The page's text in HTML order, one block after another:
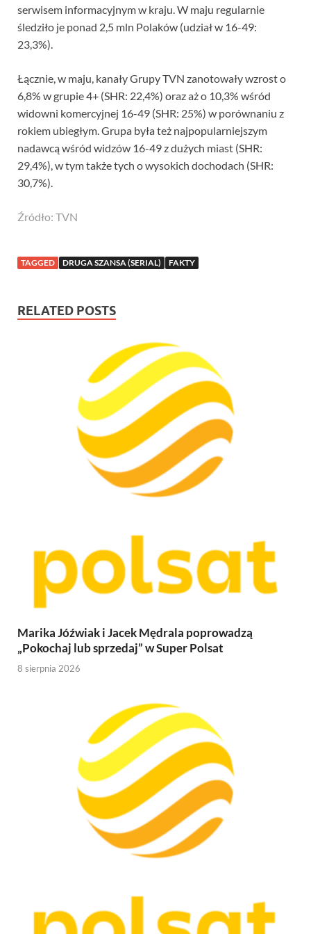
serwisem informacyjnym w kraju. W maju regularnie
śledziło je ponad 2,5 mln Polaków (udział w 16-49:
23,3%).
Łącznie, w maju, kanały Grupy TVN zanotowały wzrost o
6,8% w grupie 4+ (SHR: 22,4%) oraz aż o 10,3% wśród
widowni komercyjnej 16-49 (SHR: 25%) w porównaniu z
rokiem ubiegłym. Grupa była też najpopularniejszym
nadawcą wśród widzów 16-49 z dużych miast (SHR:
29,4%), w tym także tych o wysokich dochodach (SHR:
30,7%).
Źródło: TVN
TAGGED DRUGA SZANSA (SERIAL) FAKTY
RELATED POSTS
Marika Jóźwiak i Jacek Mędrala poprowadzą
„Pokochaj lub sprzedaj” w Super Polsat
8 sierpnia 2026